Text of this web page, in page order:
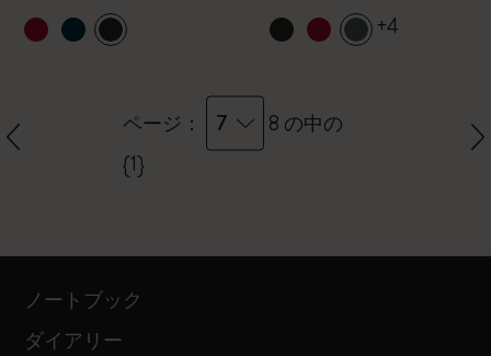
+4
ページ： 7
8 の中の
{1}
ノートブック
ダイアリー